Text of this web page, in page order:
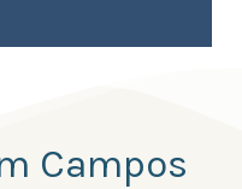
Campos